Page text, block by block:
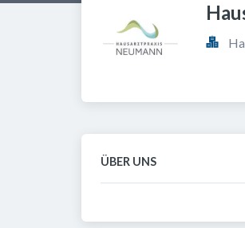
ÜBER UNS